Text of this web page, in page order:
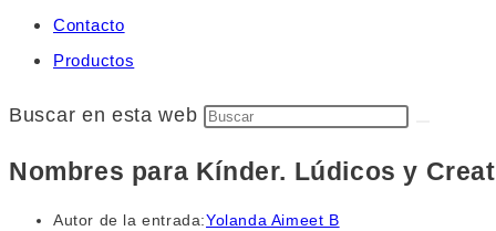
Contacto
Productos
Buscar en esta web
Nombres para Kínder. Lúdicos y
Autor de la entrada:Yolanda Aimeet B